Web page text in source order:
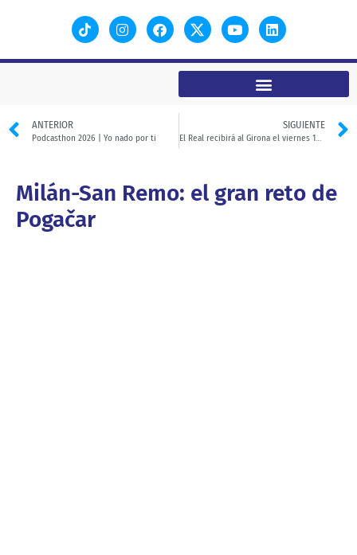
ANTERIOR
Podcasthon 2026 | Yo nado por ti
SIGUIENTE
El Real recibirá al Girona el viernes 10 de abril
Milán-San Remo: el gran reto de
Pogačar